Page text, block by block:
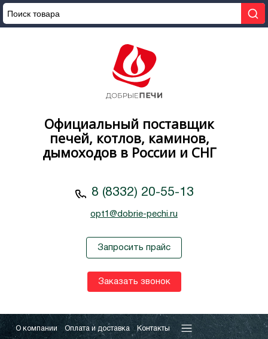
Официальный поставщик
печей, котлов, каминов,
дымоходов в России и СНГ
8 (8332) 20-55-13
opt1@dobrie-pechi.ru
Запросить прайс
Заказать звонок
О компании Оплата и доставка Контакты